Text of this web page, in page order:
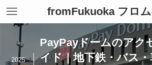
fromFukuoka フロム
PayPayドームのアク
イド｜地下鉄・バス
2025